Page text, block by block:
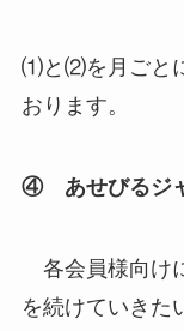
⑴と⑵を月ごと
おります。
④ あせびるジ
各会員様向け
を続けていきた